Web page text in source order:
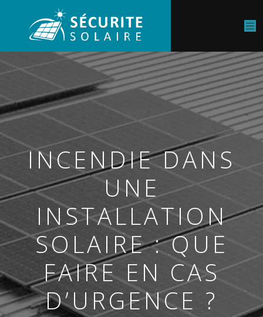
INCENDIE DANS
UNE
INSTALLATION
SOLAIRE : QUE
FAIRE EN CAS
D’URGENCE ?